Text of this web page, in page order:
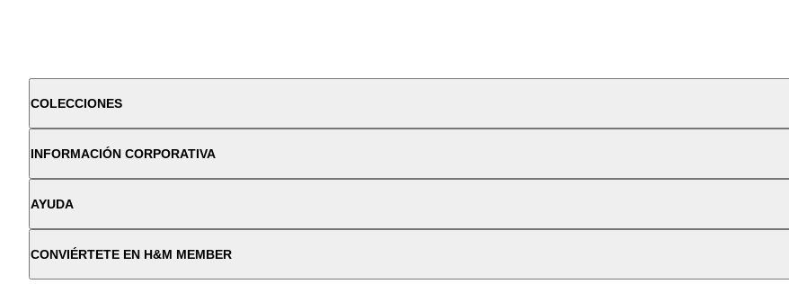
COLECCIONES
INFORMACIÓN CORPORATIVA
AYUDA
CONVIÉRTETE EN H&M MEMBER